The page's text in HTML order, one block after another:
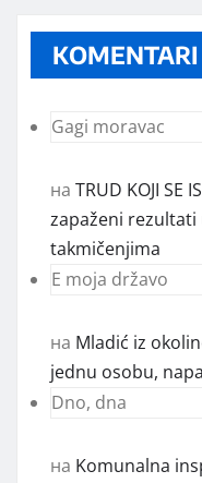
KOMENTARI
Gagi moravac
на TRUD KOJI SE
zapaženi
takmičenjima
E moja državo
на Mladić iz
jednu osobu,
Dno, dna
на Komunalna